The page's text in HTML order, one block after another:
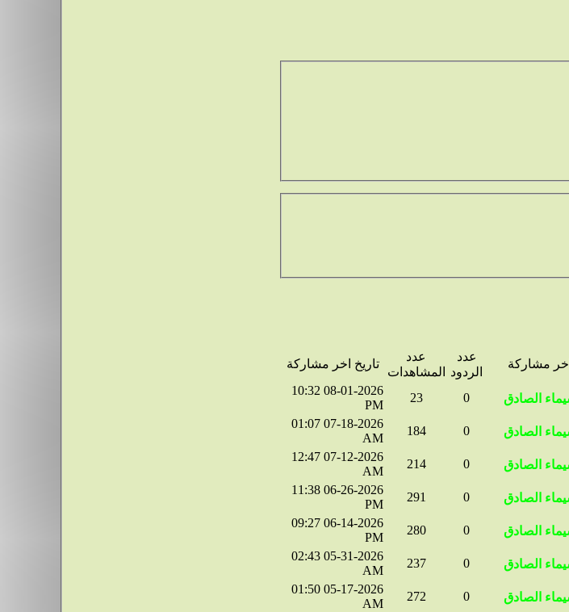
اخر مشاركة
عدد
الردود
عدد
المشاهدات
تاريخ اخر مشاركة
0
23
08-01-2026
10:32
PM
0
184
07-18-2026
01:07
AM
0
214
07-12-2026
12:47
AM
0
291
06-26-2026
11:38
PM
0
280
06-14-2026
09:27
PM
0
237
05-31-2026
02:43
AM
0
272
05-17-2026
01:50
AM